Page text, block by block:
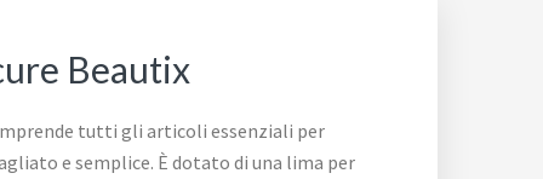
Beautix
tutti gli articoli essenziali per
e semplice. È dotato di una lima per